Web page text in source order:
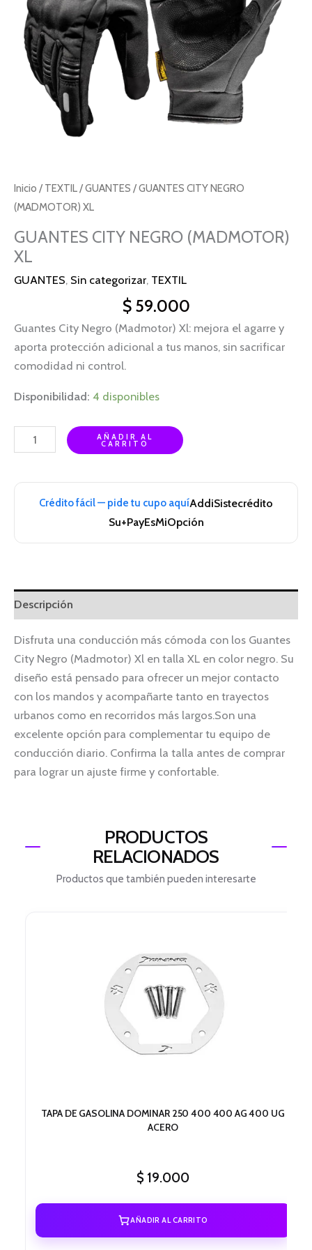
Inicio / TEXTIL/GUANTES / GUANTES CITY NEGRO
(MADMOTOR) XL
GUANTES CITY NEGRO (MADMOTOR)
XL
GUANTES, Sin categorizar, TEXTIL
$59.000
Guantes City Negro (Madmotor) Xl: mejora el agarre y
aporta protección adicional a tus manos, sin sacrificar
comodidad ni control.
Disponibilidad: 4 disponibles
AÑADIR AL
CARRITO
Crédito fácil — pide tu cupo aquíAddiSistecrédito
Su+PayEsMiOpción
Descripción
Disfruta una conducción más cómoda con los Guantes
City Negro (Madmotor) Xl en talla XL en color negro. Su
diseño está pensado para ofrecer un mejor contacto
con los mandos y acompañarte tanto en trayectos
urbanos como en recorridos más largos.Son una
excelente opción para complementar tu equipo de
conducción diario. Confirma la talla antes de comprar
para lograr un ajuste firme y confortable.
PRODUCTOS
RELACIONADOS
Productos que también pueden interesarte
TAPA DE GASOLINA DOMINAR 250 400 400 AG 400 UG
ACERO
$ 19.000
AÑADIR AL CARRITO